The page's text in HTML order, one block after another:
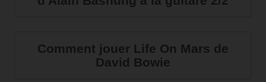
Comment jouer Life On Mars de
David Bowie